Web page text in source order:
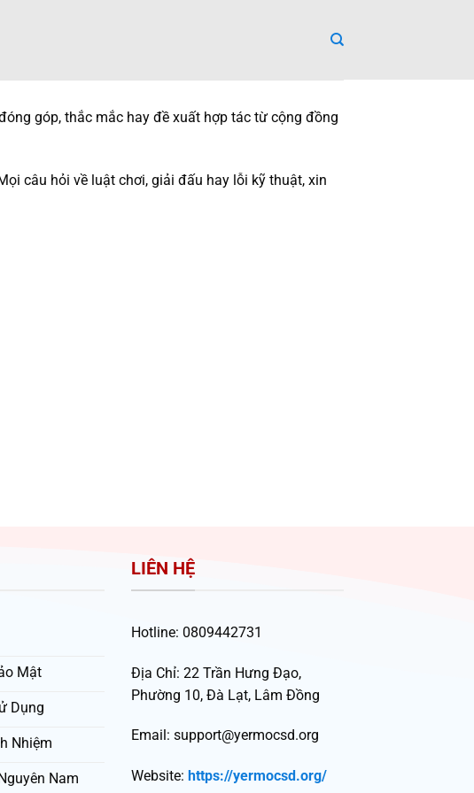
góp, thắc mắc hay đề xuất hợp tác từ cộng đồng
câu hỏi về luật chơi, giải đấu hay lỗi kỹ thuật, xin
Mật
Dụng
Nhiệm
Nam
LIÊN HỆ
Hotline: 0809442731
Địa Chỉ: 22 Trần Hưng Đạo,
Phường 10, Đà Lạt, Lâm Đồng
Email: support@yermocsd.org
Website: https://yermocsd.org/